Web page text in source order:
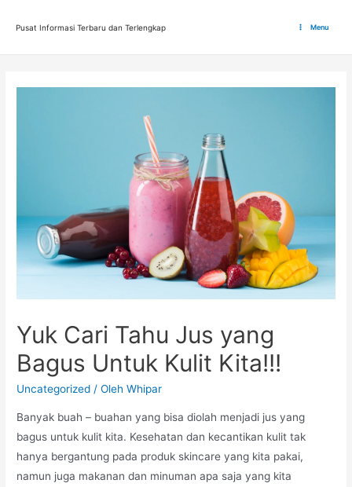
Pusat Informasi Terbaru dan Terlengkap Menu
Yuk Cari Tahu Jus yang
Bagus Untuk Kulit Kita!!!
Uncategorized / OlehWhipar
Banyak buah – buahan yang bisa diolah menjadi jus yang
bagus untuk kulit kita. Kesehatan dan kecantikan kulit tak
hanya bergantung pada produk skincare yang kita pakai,
namun juga makanan dan minuman apa saja yang kita